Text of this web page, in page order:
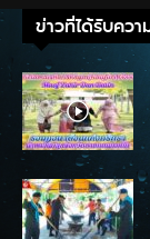
ข่าวที่ได้รับควา